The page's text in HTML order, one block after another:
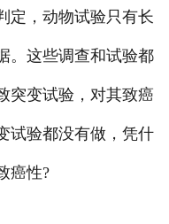
定，动物试验只有长
。这些调查和试验都
突变试验，对其致癌
试验都没有做，凭什
癌性?